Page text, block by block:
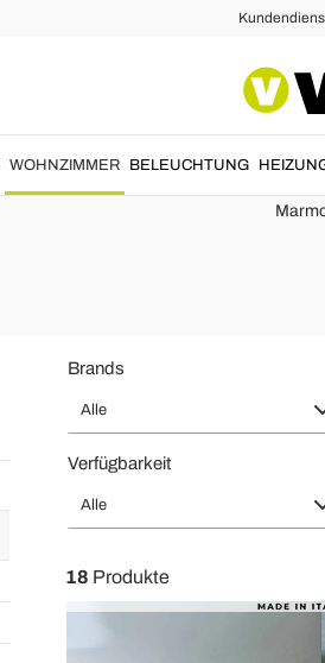
WOHNZIMMER BELEUCHTUNG
Couchtisch Stein
Brands
Alle
Verfügbarkeit
Alle
18 Produkte